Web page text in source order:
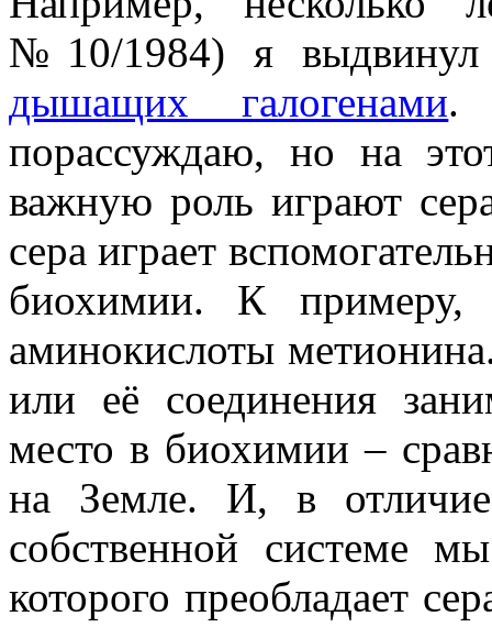
№10/1984) я
дышащих галогенами.
порассуждаю, но на
важную роль играют
сера играет
биохимии. К примеру,
аминокислоты
или её соединения
место в биохимии –
на Земле. И, в
собственной системе
которого преобладает